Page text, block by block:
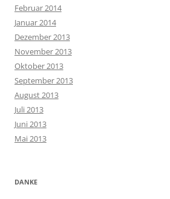
Februar 2014
Januar 2014
Dezember 2013
November 2013
Oktober 2013
September 2013
August 2013
Juli 2013
Juni 2013
Mai 2013
DANKE